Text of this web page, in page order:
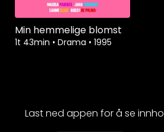
Min hemmelige blomst
1t 43min • Drama • 1995
Last ned appen for å se